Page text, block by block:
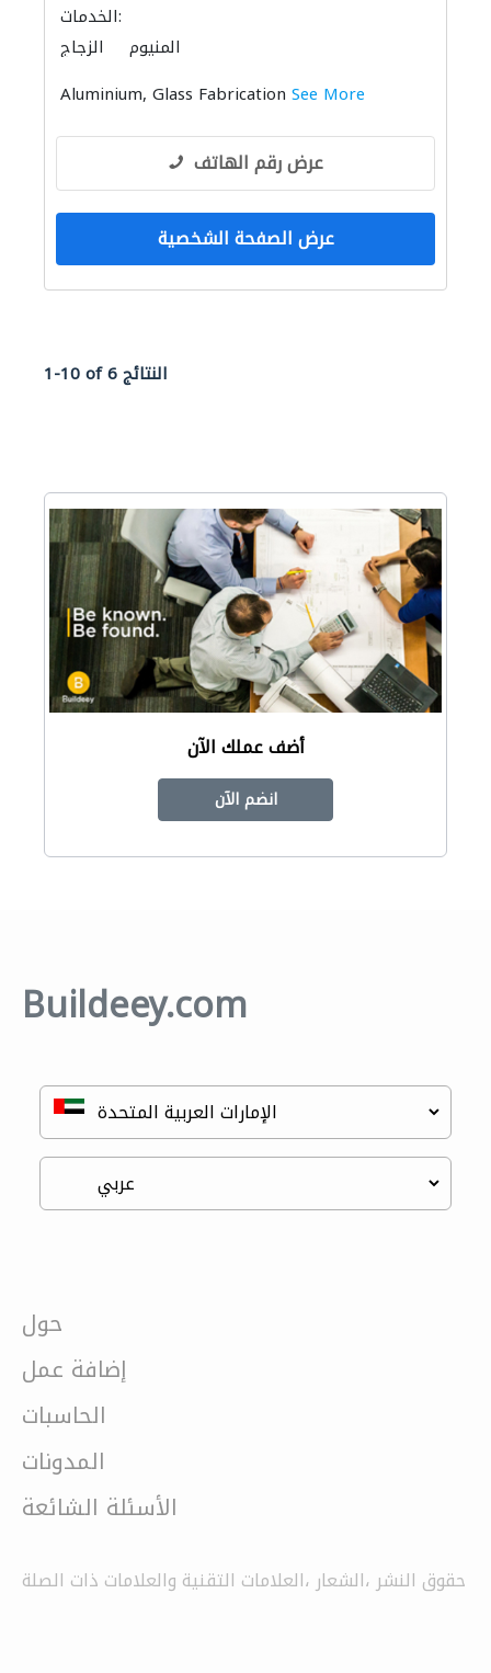
الخدمات:
الزجاج
المنيوم
Aluminium, Glass Fabrication See More
عرض رقم الهاتف
عرض الصفحة الشخصية
1-10 of 6 النتائج
أضف عملك الآن
انضم الآن
Buildeey.com
حول
إضافة عمل
الحاسبات
المدونات
الأسئلة الشائعة
حقوق النشر ،الشعار ،العلامات التقنية والعلامات ذات الصلة